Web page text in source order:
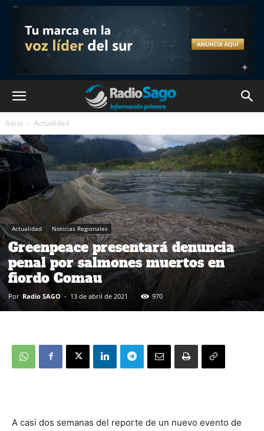
Inicio Actualidad
Actualidad Noticias Regionales
Greenpeace presentará denuncia
penal por salmones muertos en
fiordo Comau
Por Radio SAGO - 13 de abril de 2021 970
A casi dos semanas del reporte de un nuevo evento de